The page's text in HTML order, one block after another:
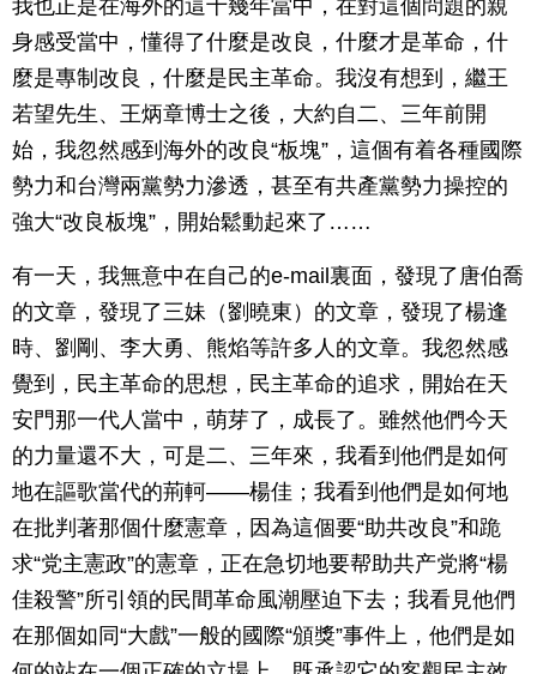
我也正是在海外的這十幾年當中，在對這個問題的親
身感受當中，懂得了什麼是改良，什麼才是革命，什
麼是專制改良，什麼是民主革命。我沒有想到，繼王
若望先生、王炳章博士之後，大約自二、三年前開
始，我忽然感到海外的改良“板塊”，這個有着各種國際
勢力和台灣兩黨勢力滲透，甚至有共產黨勢力操控的
強大“改良板塊”，開始鬆動起來了……
有一天，我無意中在自己的e-mail裏面，發現了唐伯喬
的文章，發現了三妹（劉曉東）的文章，發現了楊逢
時、劉剛、李大勇、熊焰等許多人的文章。我忽然感
覺到，民主革命的思想，民主革命的追求，開始在天
安門那一代人當中，萌芽了，成長了。雖然他們今天
的力量還不大，可是二、三年來，我看到他們是如何
地在謳歌當代的荊軻——楊佳；我看到他們是如何地
在批判著那個什麼憲章，因為這個要“助共改良”和跪
求“党主憲政”的憲章，正在急切地要帮助共产党將“楊
佳殺警”所引領的民間革命風潮壓迫下去；我看見他們
在那個如同“大戲”一般的國際“頒獎”事件上，他們是如